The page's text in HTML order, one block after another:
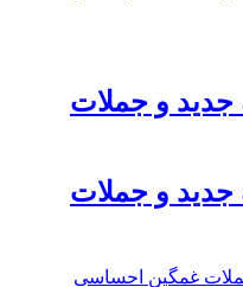
و جملات
و جملات